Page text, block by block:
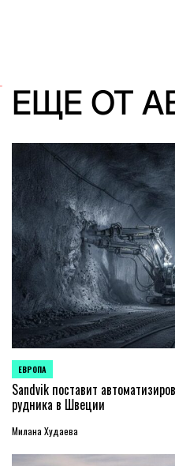
ЕЩЕ ОТ
ОПУБЛИКОВАНО
В
ЕВРОПА
Sandvik поставит
рудника в Швеции
Милана Худаева